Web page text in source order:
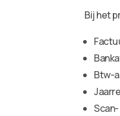
Bij het
Btw-